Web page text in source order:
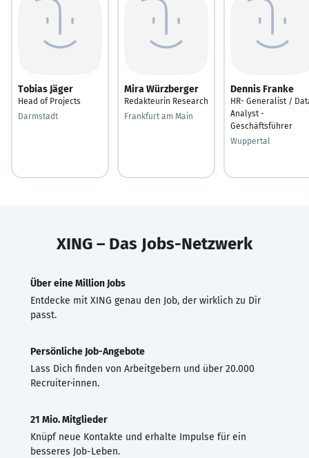
Tobias Jäger
Head of Projects
Darmstadt
Mira Würzberger
Redakteurin Research
Frankfurt am Main
Dennis Franke
HR- Generalist /
Analyst -
Geschäftsführer
Wuppertal
XING – Das Jobs-Netzwerk
Über eine Million Jobs
Entdecke mit XING genau den Job, der wirklich zu Dir
passt.
Persönliche Job-Angebote
Lass Dich finden von Arbeitgebern und über 20.000
Recruiter·innen.
21 Mio. Mitglieder
Knüpf neue Kontakte und erhalte Impulse für ein
besseres Job-Leben.